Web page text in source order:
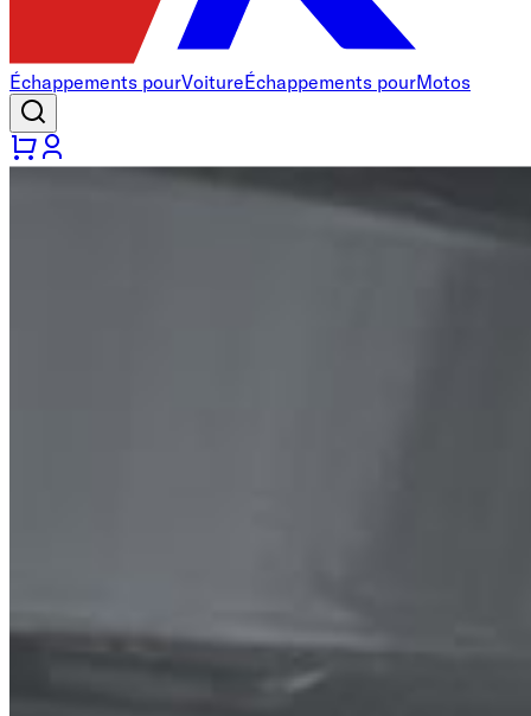
Échappements pourVoitureÉchappements pourMotos